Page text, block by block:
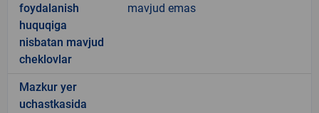
foydalanish
huquqiga
nisbatan mavjud
cheklovlar
mavjud emas
Mazkur yer
uchastkasida